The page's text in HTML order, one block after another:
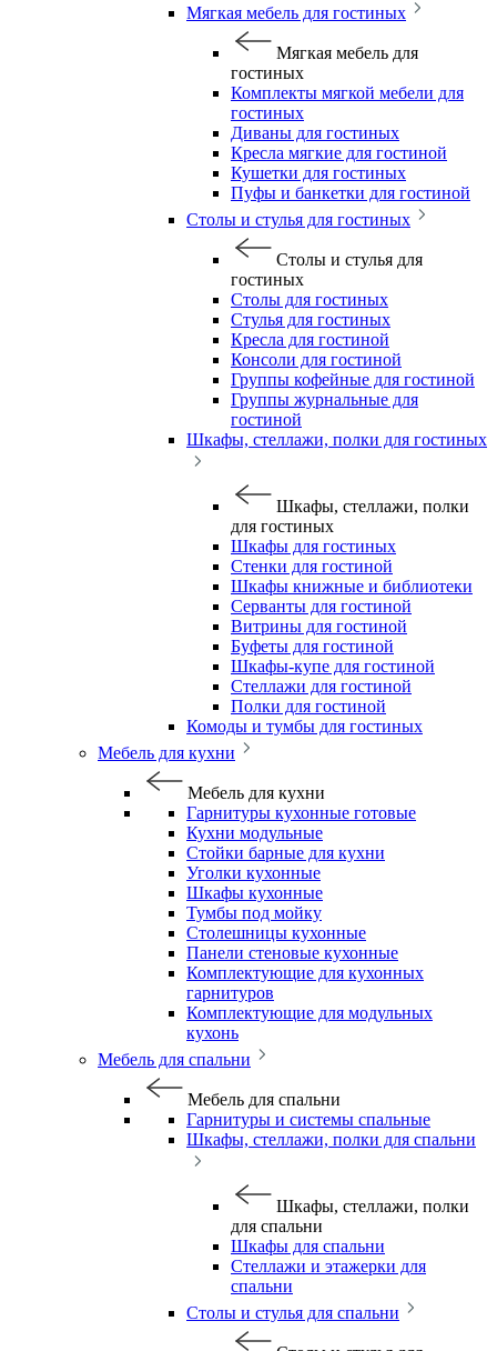
Мягкая мебель для гостиных
Мягкая мебель для
гостиных
Комплекты мягкой мебели для
гостиных
Диваны для гостиных
Кресла мягкие для гостиной
Кушетки для гостиных
Пуфы и банкетки для гостиной
Столы и стулья для гостиных
Столы и стулья для
гостиных
Столы для гостиных
Стулья для гостиных
Кресла для гостиной
Консоли для гостиной
Группы кофейные для гостиной
Группы журнальные для
гостиной
Шкафы, стеллажи, полки для гостиных
Шкафы, стеллажи, полки
для гостиных
Шкафы для гостиных
Стенки для гостиной
Шкафы книжные и библиотеки
Серванты для гостиной
Витрины для гостиной
Буфеты для гостиной
Шкафы-купе для гостиной
Стеллажи для гостиной
Полки для гостиной
Комоды и тумбы для гостиных
Мебель для кухни
Мебель для кухни
Гарнитуры кухонные готовые
Кухни модульные
Стойки барные для кухни
Уголки кухонные
Шкафы кухонные
Тумбы под мойку
Столешницы кухонные
Панели стеновые кухонные
Комплектующие для кухонных
гарнитуров
Комплектующие для модульных
кухонь
Мебель для спальни
Мебель для спальни
Гарнитуры и системы спальные
Шкафы, стеллажи, полки для спальни
Шкафы, стеллажи, полки
для спальни
Шкафы для спальни
Стеллажи и этажерки для
спальни
Столы и стулья для спальни